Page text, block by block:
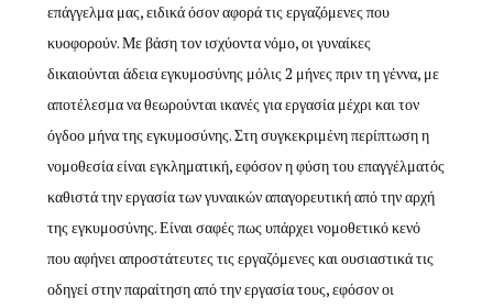
επάγγελμα μας, ειδικά όσον αφορά τις εργαζόμενες που
κυοφορούν. Με βάση τον ισχύοντα νόμο, οι γυναίκες
δικαιούνται άδεια εγκυμοσύνης μόλις 2 μήνες πριν τη γέννα, με
αποτέλεσμα να θεωρούνται ικανές για εργασία μέχρι και τον
όγδοο μήνα της εγκυμοσύνης. Στη συγκεκριμένη περίπτωση η
νομοθεσία είναι εγκληματική, εφόσον η φύση του επαγγέλματός
καθιστά την εργασία των γυναικών απαγορευτική από την αρχή
της εγκυμοσύνης. Είναι σαφές πως υπάρχει νομοθετικό κενό
που αφήνει απροστάτευτες τις εργαζόμενες και ουσιαστικά τις
οδηγεί στην παραίτηση από την εργασία τους, εφόσον οι